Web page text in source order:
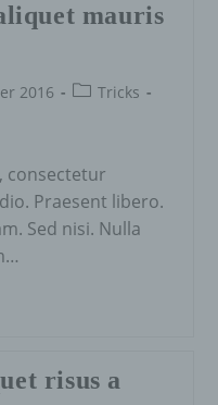
mauris
2016
Beitrags-
Tricks
consectetur
Praesent libero.
Sed nisi. Nulla
risus a